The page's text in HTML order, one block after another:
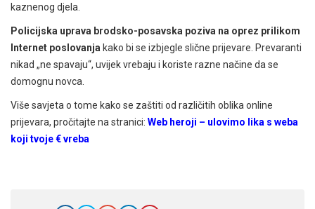
kaznenog djela.
Policijska uprava brodsko-posavska poziva na oprez prilikom
Internet poslovanja kako bi se izbjegle slične prijevare. Prevaranti
nikad „ne spavaju“, uvijek vrebaju i koriste razne načine da se
domognu novca.
Više savjeta o tome kako se zaštiti od različitih oblika online
prijevara, pročitajte na stranici: Web heroji – ulovimo lika s weba
koji tvoje € vreba